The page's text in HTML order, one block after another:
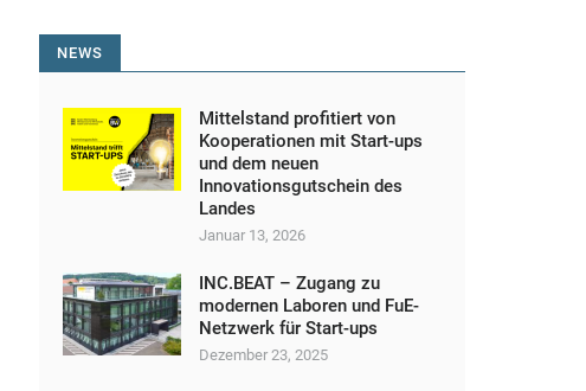
NEWS
Mittelstand profitiert von
Kooperationen mit Start-ups
und dem neuen
Innovationsgutschein des
Landes
Januar 13, 2026
INC.BEAT – Zugang zu
modernen Laboren und FuE-
Netzwerk für Start-ups
Dezember 23, 2025